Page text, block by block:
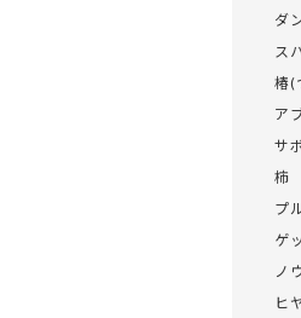
ダ
ス
椿(
ア
サ
柿
プ
ゲ
ノ
ヒ